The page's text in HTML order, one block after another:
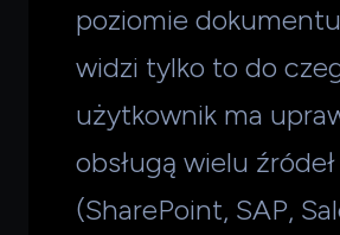
poziomie
widzi tylko to do
użytkownik ma
obsługą wielu źródeł
(SharePoint, SAP,